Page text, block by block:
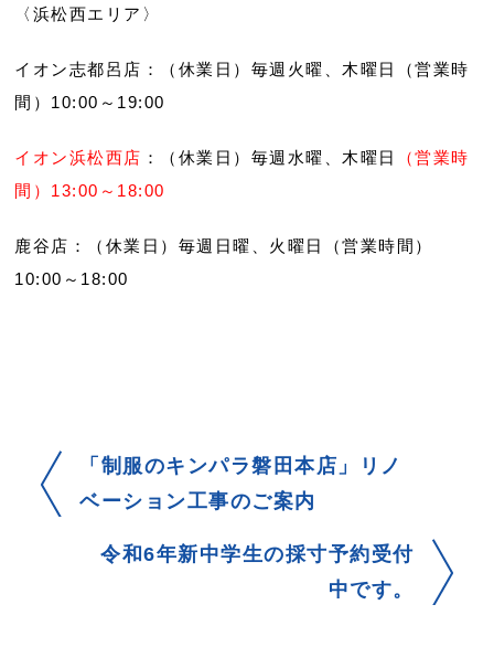
〈浜松西エリア〉
イオン志都呂店：（休業日）毎週火曜、木曜日（営業時
間）10:00～19:00
イオン浜松西店 ：（休業日）毎週水曜、木曜日
（営業時
間）13:00～18:00
鹿谷店：（休業日）毎週日曜、火曜日（営業時間）
10:00～18:00
「制服のキンパラ磐田本店」リノ
ベーション工事のご案内
令和6年新中学生の採寸予約受付
中です。